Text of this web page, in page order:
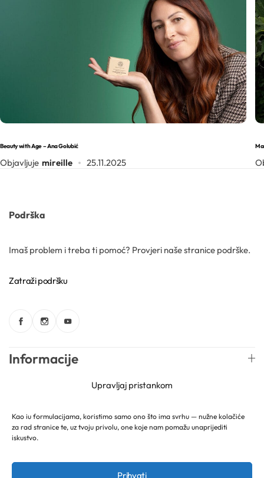
Upravljaj pristankom
Kao iu formulacijama, koristimo samo ono što ima svrhu — nužne kolačiće
za rad stranice te, uz tvoju privolu, one koje nam pomažu unaprijediti
iskustvo.
Prihvati
Beauty with Age – Ana Golubić
Objavljuje mireille 25.11.2025
Podrška
Imaš problem i treba ti pomoć? Provjeri naše stranice podrške.
Zatraži podršku
Informacije
Newsletter